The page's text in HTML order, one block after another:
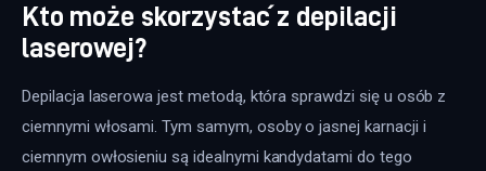
Kto może skorzystać z depilacji
laserowej?
Depilacja laserowa jest metodą, która sprawdzi się u osób z
ciemnymi włosami. Tym samym, osoby o jasnej karnacji i
ciemnym owłosieniu są idealnymi kandydatami do tego